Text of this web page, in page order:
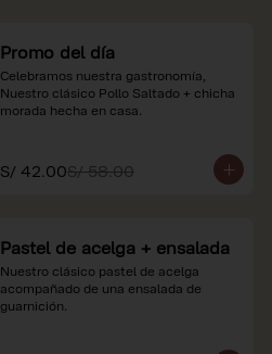
referenciales.
Promo del día
Celebramos nuestra gastronomía,
Nuestro clásico Pollo Saltado + chicha
morada hecha en casa.
S/ 42.00S/ 58.00
Pastel de acelga + ensalada
Nuestro clásico pastel de acelga
acompañado de una ensalada de
guarnición.